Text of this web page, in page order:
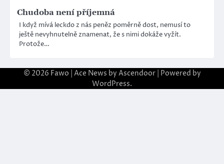
Chudoba není příjemná
I když mívá leckdo z nás peněz poměrně dost, nemusí to
ještě nevyhnutelně znamenat, že s nimi dokáže vyžít.
Protože…
© 2026 Fawo | Ace News by Ascendoor| Powered by
WordPress.